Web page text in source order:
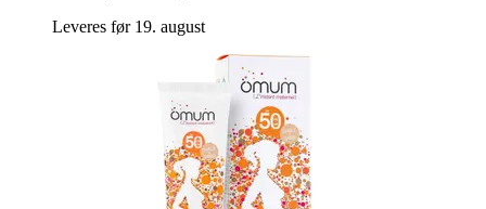
Leveres før 19. august